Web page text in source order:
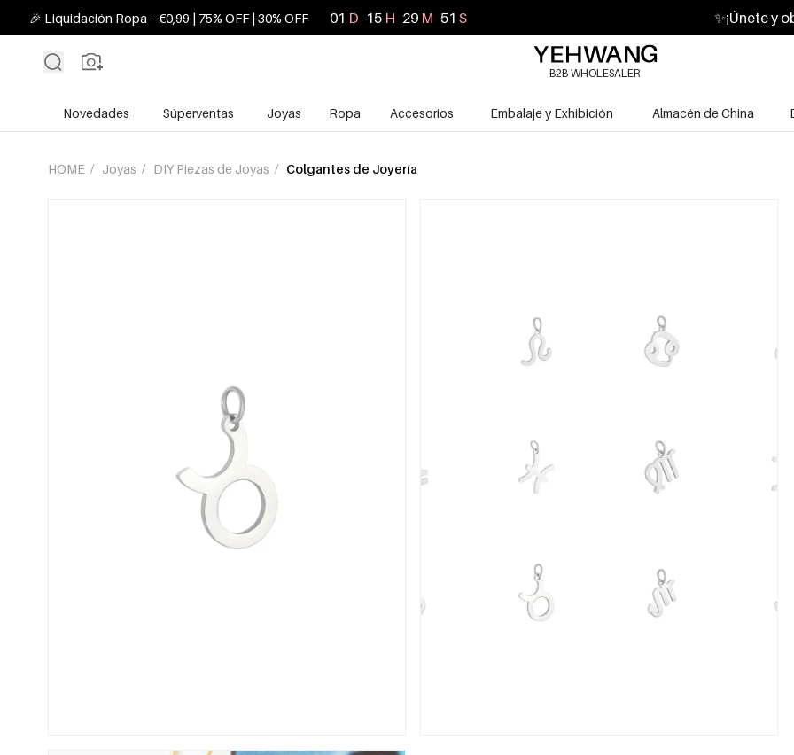
🎉 Liquidación Ropa – €0,99 | 75% OFF | 30% OFF 01 D 15 H 29 M 50 S ✨¡Únete y
B2B WHOLESALER
Novedades Súperventas Joyas Ropa Accesorios Embalaje y Exhibición Almacén de China
HOME / Joyas / DIY Piezas de Joyas / Colgantes de Joyería